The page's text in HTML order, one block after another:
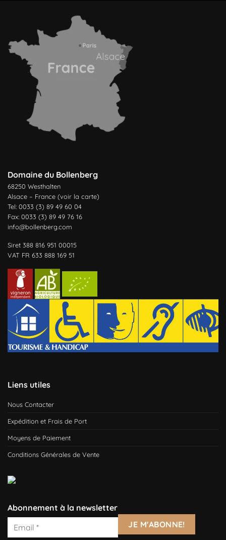
Domaine du Bollenberg
68250 Westhalten
Alsace – France (voir la carte)
Tel: 0033 (3) 89 49 60 04
Fax: 0033 (3) 89 49 76 16
info@bollenberg.com
Siret 388 816 951 00015
VAT FR 633 888 169 51
Liens utiles
Nous Contacter
Expédition et Frais de Port
Moyens de Paiement
Conditions Générales de Vente
Abonnement à la newsletter